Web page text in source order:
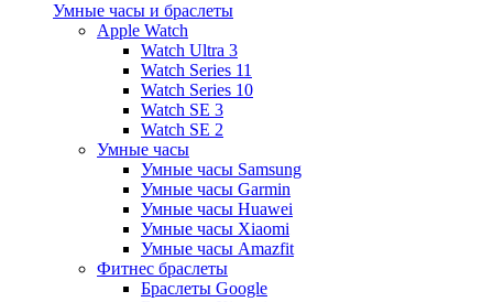
Умные часы и браслеты
Apple Watch
Watch Ultra 3
Watch Series 11
Watch Series 10
Watch SE 3
Watch SE 2
Умные часы
Умные часы Samsung
Умные часы Garmin
Умные часы Huawei
Умные часы Xiaomi
Умные часы Amazfit
Фитнес браслеты
Браслеты Google